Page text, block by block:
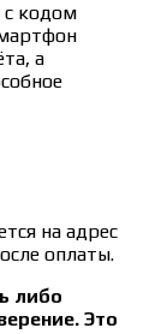
с кодом
а
на адрес
оплаты.
либо
Это